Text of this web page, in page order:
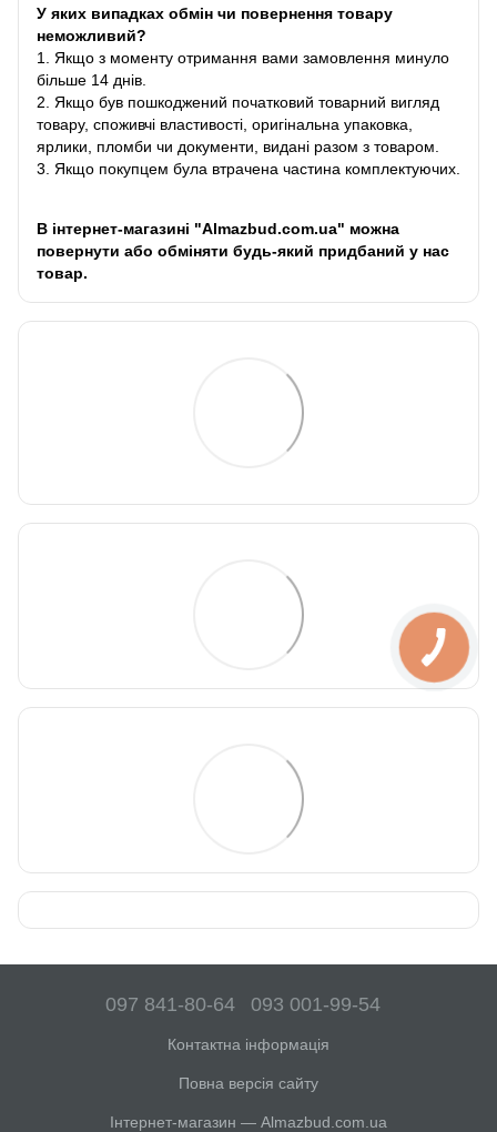
У яких випадках обмін чи повернення товару
неможливий?
1. Якщо з моменту отримання вами замовлення минуло
більше 14 днів.
2. Якщо був пошкоджений початковий товарний вигляд
товару, споживчі властивості, оригінальна упаковка,
ярлики, пломби чи документи, видані разом з товаром.
3. Якщо покупцем була втрачена частина комплектуючих.
В інтернет-магазині "Almazbud.com.ua" можна
повернути або обміняти будь-який придбаний у нас
товар.
097 841-80-64 093 001-99-54
Контактна інформація
Повна версія сайту
Інтернет-магазин — Almazbud.com.ua